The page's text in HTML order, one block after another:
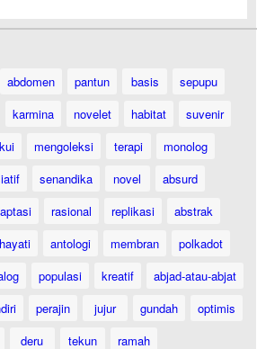
abdomen pantun basis
sepupu
karmina novelet habitat
suvenir
mengoleksi terapi
monolog
senandika novel
absurd
rasional replikasi
abstrak
hayati antologi membran
polkadot
populasi kreatif
abjad-atau-abjat
perajin jujur gundah
optimis
deru tekun ramah